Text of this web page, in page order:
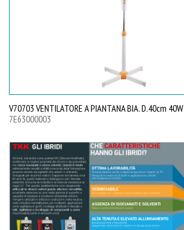
V70703 VENTILATORE A PIANTANA BIA. D.40cm 40W
7E63000003